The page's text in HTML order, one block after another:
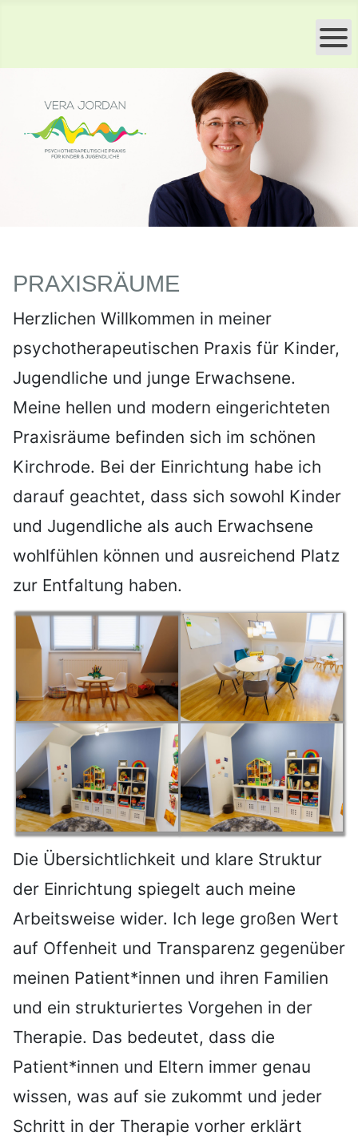
PRAXISRÄUME
Herzlichen Willkommen in meiner
psychotherapeutischen Praxis für Kinder,
Jugendliche und junge Erwachsene.
Meine hellen und modern eingerichteten
Praxisräume befinden sich im schönen
Kirchrode. Bei der Einrichtung habe ich
darauf geachtet, dass sich sowohl Kinder
und Jugendliche als auch Erwachsene
wohlfühlen können und ausreichend Platz
zur Entfaltung haben.
Die Übersichtlichkeit und klare Struktur
der Einrichtung spiegelt auch meine
Arbeitsweise wider. Ich lege großen Wert
auf Offenheit und Transparenz gegenüber
meinen Patient*innen und ihren Familien
und ein strukturiertes Vorgehen in der
Therapie. Das bedeutet, dass die
Patient*innen und Eltern immer genau
wissen, was auf sie zukommt und jeder
Schritt in der Therapie vorher erklärt